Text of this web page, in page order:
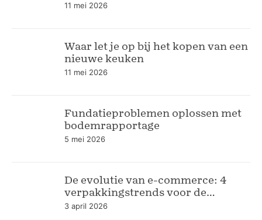
11 mei 2026
Waar let je op bij het kopen van een
nieuwe keuken
11 mei 2026
Fundatieproblemen oplossen met
bodemrapportage
5 mei 2026
De evolutie van e-commerce: 4
verpakkingstrends voor de
moderne webshop
3 april 2026